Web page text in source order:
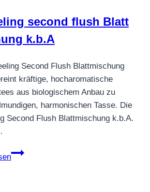
second flush Blatt
k.b.A
Second Flush Blattmischung
kräftige, hocharomatische
aus biologischem Anbau zu
harmonischen Tasse. Die
Second Flush Blattmischung k.b.A.
Darjeeling